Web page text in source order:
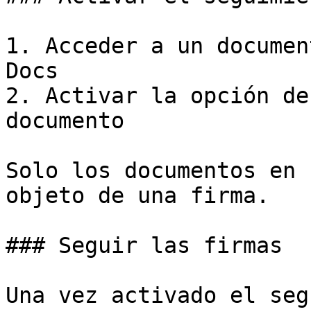
1. Acceder a un
Docs
2. Activar la opción
documento
Solo los documentos en
objeto de una firma.
### Seguir las firmas
Una vez activado el